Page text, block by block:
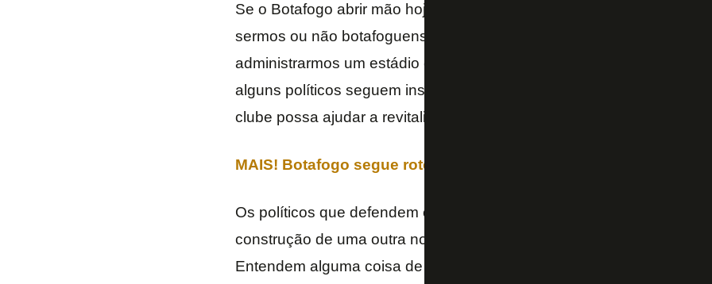
Se o Botafogo abrir mão hoje do Nilton Santos, nós, todos nós,
sermos ou não botafoguenses, teremos que tirar dinheiro do próprio
administrarmos um estádio que vai se tornar um elefante branco.
alguns políticos seguem insistindo em fazer milhões de exigências e
clube possa ajudar a revitalizar uma área que o poder público
MAIS! Botafogo segue roteiro para colher bons frutos no futebol
Os políticos que defendem o tombamento da pista de atletismo oou
construção de uma outra no Maracanã costumam visitar as
Entendem alguma coisa de futebol ou de atletismo? Fazem